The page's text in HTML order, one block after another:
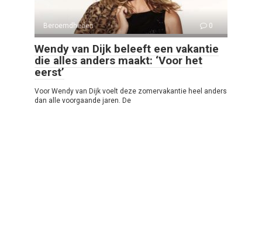
Beroemdheden 0
Wendy van Dijk beleeft een vakantie
die alles anders maakt: ‘Voor het
eerst’
Voor Wendy van Dijk voelt deze zomervakantie heel anders
dan alle voorgaande jaren. De